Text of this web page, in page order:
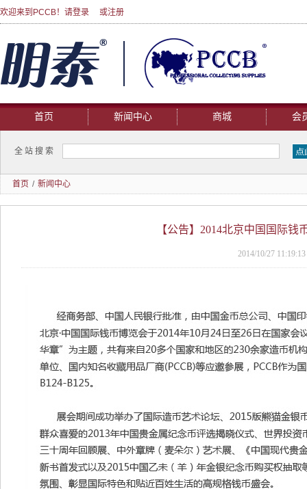
欢迎来到PCCB！请登录 或注册
首页 新闻中心 商城 会
全站搜索
首页 / 新闻中心
【公告】2014北京中国国际钱
2014/10/27 11:19:13